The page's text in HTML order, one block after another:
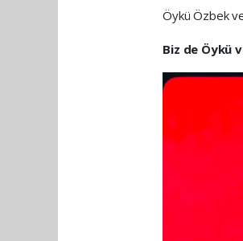
Öykü Özbek
Biz de Öykü